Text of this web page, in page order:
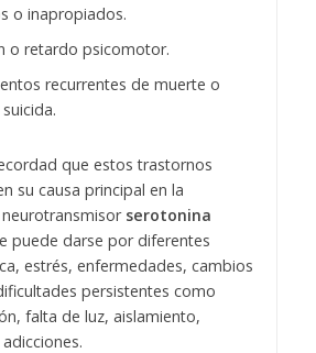
o inapropiados.
o retardo psicomotor.
recurrentes de muerte o
que estos trastornos
su causa principal en la
serotonina
puede darse por diferentes
estrés, enfermedades, cambios
persistentes como
falta de luz, aislamiento,